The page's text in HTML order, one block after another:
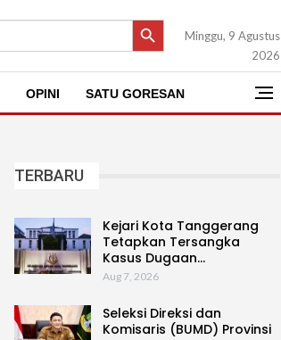
SEARCH BUTTON
Minggu, 9 Agustus
2026
OPINI SATU GORESAN
TERBARU
Kejari Kota Tanggerang
Tetapkan Tersangka
Kasus Dugaan…
Aug 7, 2026
Seleksi Direksi dan
Komisaris (BUMD) Provinsi